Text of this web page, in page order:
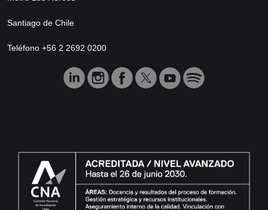
Santiago de Chile
Teléfono +56 2 2692 0200